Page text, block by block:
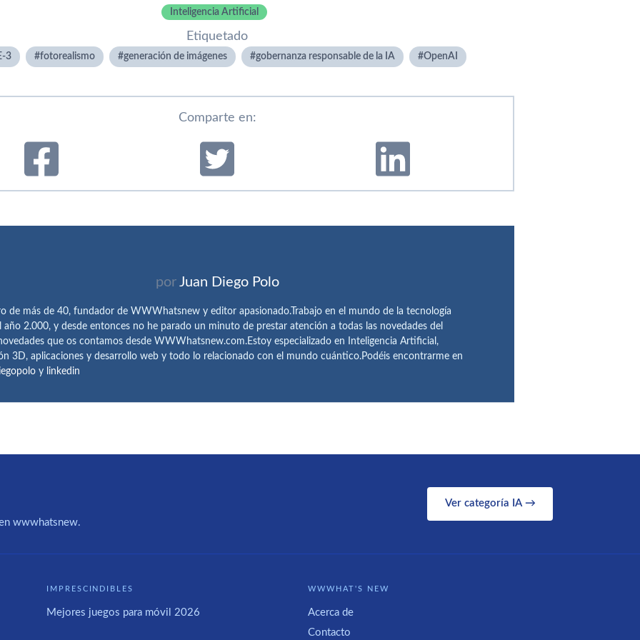
Inteligencia Artificial
Etiquetado
3 fotorealismo generación de imágenes gobernanza responsable de la IA OpenAI
Comparte en:
por Juan Diego Polo
de más de 40, fundador de WWWhatsnew y editor apasionado.Trabajo en el mundo de la tecnología
año 2.000, y desde entonces no he parado un minuto de prestar atención a todas las novedades del
que os contamos desde WWWhatsnew.com.Estoy especializado en Inteligencia Artificial,
3D, aplicaciones y desarrollo web y todo lo relacionado con el mundo cuántico.Podéis encontrarme en
y linkedin
wwwhatsnew.
Ver categoría IA →
IMPRESCINDIBLES
Mejores juegos para móvil 2026
WWWHAT'S NEW
Acerca de
Contacto